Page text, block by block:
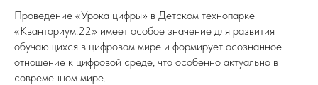
Проведение «Урока цифры» в Детском технопарке
«Кванториум.22» имеет особое значение для развития
обучающихся в цифровом мире и формирует осознанное
отношение к цифровой среде, что особенно актуально в
современном мире.